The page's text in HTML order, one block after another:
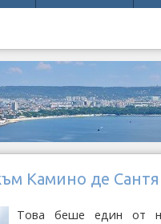
Камино де
Това беше един от